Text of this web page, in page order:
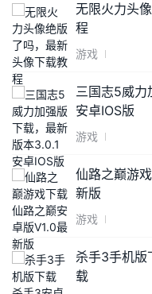
无限火力头
程
游戏
三国志5威力
安卓IOS版
游戏
仙路之巅游
新版
游戏
杀手3手机版
载